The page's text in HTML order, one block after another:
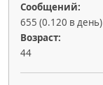
Сообщений:
655 (0.120 в день)
Возраст:
44